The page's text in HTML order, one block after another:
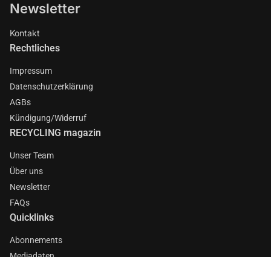
Newsletter
Kontakt
Rechtliches
Impressum
Datenschutzerklärung
AGBs
Kündigung/Widerruf
RECYCLING magazin
Unser Team
Über uns
Newsletter
FAQs
Quicklinks
Abonnements